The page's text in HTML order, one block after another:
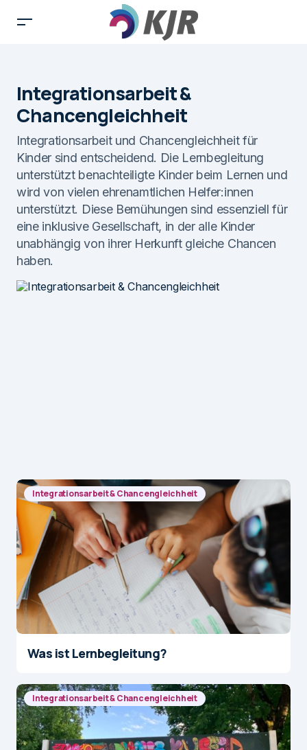
Integrationsarbeit &
Chancengleichheit
Integrationsarbeit und Chancengleichheit für
Kinder sind entscheidend. Die Lernbegleitung
unterstützt benachteiligte Kinder beim Lernen und
wird von vielen ehrenamtlichen Helfer:innen
unterstützt. Diese Bemühungen sind essenziell für
eine inklusive Gesellschaft, in der alle Kinder
unabhängig von ihrer Herkunft gleiche Chancen
haben.
Integrationsarbeit & Chancengleichheit
Was ist Lernbegleitung?
Integrationsarbeit & Chancengleichheit